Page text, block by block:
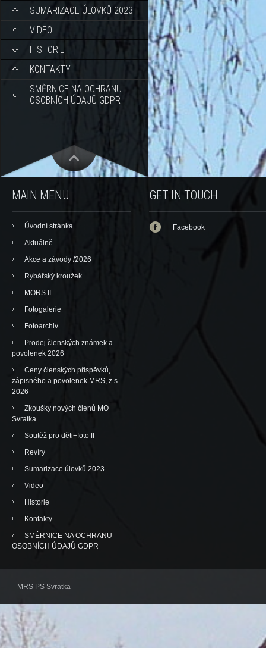
SUMARIZACE ÚLOVKŮ 2023
VIDEO
HISTORIE
KONTAKTY
SMĚRNICE NA OCHRANU
OSOBNÍCH ÚDAJŮ GDPR
MAIN MENU
Úvodní stránka
Aktuálně
Akce a závody /2026
Rybářský kroužek
MORS II
Fotogalerie
Fotoarchiv
Prodej členských známek a
povolenek 2026
Ceny členských příspěvků,
zápisného a povolenek MRS, z.s.
2026
Zkoušky nových členů MO
Svratka
Soutěž pro děti+foto ff
Revíry
Sumarizace úlovků 2023
Video
Historie
Kontakty
SMĚRNICE NA OCHRANU
OSOBNÍCH ÚDAJŮ GDPR
GET IN TOUCH
Facebook
MRS PS Svratka